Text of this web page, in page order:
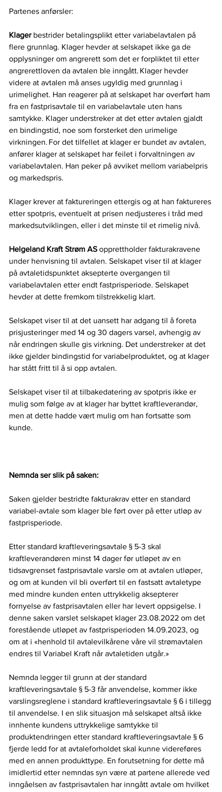
Partenes anførsler:
Klager bestrider betalingsplikt etter variabelavtalen på
flere grunnlag. Klager hevder at selskapet ikke ga de
opplysninger om angrerett som det er forpliktet til etter
angrerettloven da avtalen ble inngått. Klager hevder
videre at avtalen må anses ugyldig med grunnlag i
urimelighet. Han reagerer på at selskapet har overført ham
fra en fastprisavtale til en variabelavtale uten hans
samtykke. Klager understreker at det etter avtalen gjaldt
en bindingstid, noe som forsterket den urimelige
virkningen. For det tilfellet at klager er bundet av avtalen,
anfører klager at selskapet har feilet i forvaltningen av
variabelavtalen. Han peker på avviket mellom variabelpris
og markedspris.
Klager krever at faktureringen ettergis og at han faktureres
etter spotpris, eventuelt at prisen nedjusteres i tråd med
markedsutviklingen, eller i det minste til et rimelig nivå.
Helgeland Kraft Strøm AS opprettholder fakturakravene
under henvisning til avtalen. Selskapet viser til at klager
på avtaletidspunktet aksepterte overgangen til
variabelavtalen etter endt fastprisperiode. Selskapet
hevder at dette fremkom tilstrekkelig klart.
Selskapet viser til at det uansett har adgang til å foreta
prisjusteringer med 14 og 30 dagers varsel, avhengig av
når endringen skulle gis virkning. Det understreker at det
ikke gjelder bindingstid for variabelproduktet, og at klager
har stått fritt til å si opp avtalen.
Selskapet viser til at tilbakedatering av spotpris ikke er
mulig som følge av at klager har byttet kraftleverandør,
men at dette hadde vært mulig om han fortsatte som
kunde.
Nemnda ser slik på saken:
Saken gjelder bestridte fakturakrav etter en standard
variabel-avtale som klager ble ført over på etter utløp av
fastprisperiode.
Etter standard kraftleveringsavtale § 5-3 skal
kraftleverandøren minst 14 dager før utløpet av en
tidsavgrenset fastprisavtale varsle om at avtalen utløper,
og om at kunden vil bli overført til en fastsatt avtaletype
med mindre kunden enten uttrykkelig aksepterer
fornyelse av fastprisavtalen eller har levert oppsigelse. I
denne saken varslet selskapet klager 23.08.2022 om det
forestående utløpet av fastprisperioden 14.09.2023, og
om at i «henhold til avtalevilkårene våre vil strømavtalen
endres til Variabel Kraft når avtaletiden utgår.»
Nemnda legger til grunn at der standard
kraftleveringsavtale § 5-3 får anvendelse, kommer ikke
varslingsreglene i standard kraftleveringsavtale § 6 i tillegg
til anvendelse. I en slik situasjon må selskapet altså ikke
innhente kundens uttrykkelige samtykke til
produktendringen etter standard kraftleveringsavtale § 6
fjerde ledd for at avtaleforholdet skal kunne videreføres
med en annen produkttype. En forutsetning for dette må
imidlertid etter nemndas syn være at partene allerede ved
inngåelsen av fastprisavtalen har inngått avtale om hvilket